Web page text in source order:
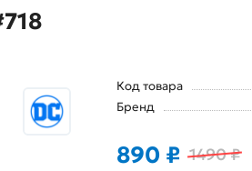
Код товара
Бренд
890 ₽ 1490 ₽